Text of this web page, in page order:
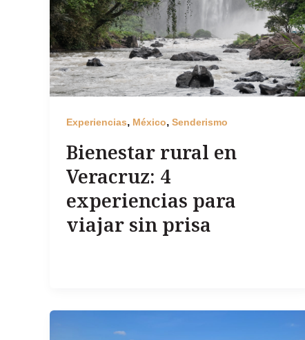
Experiencias, México, Senderismo
Bienestar rural en
Veracruz: 4
experiencias para
viajar sin prisa